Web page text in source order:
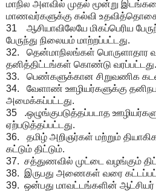
மாநில அளவில் முதல் மூன்று
மாணவர்களுக்கு கல்வி
31 ஆசியாவிலேயே மிகப்பெரிய
பேருந்து நிலையம் மாற்றப்பட்டது.
32. தென்மாநிலங்கள் பொருளாதார
தனித்திட்டங்கள் கொண்டு வரப்பட்டது.
33. பெண்களுக்கான சிறுவணிக
34. வேளாண் ஊழியர்களுக்கு
அமைக்கப்பட்டது.
35 .ஒழுங்குபடுத்தப்படாத
ஏற்படுத்தப்பட்டது.
36. தமிழ் அறிஞர்கள் மற்றும்
கட்டும் திட்டும்.
37. சத்துணவில் முட்டை வழங்கும்
38. இருபது அணைகள் வரை
39. ஒன்பது மாவட்டங்களின் ஆட்சியர்